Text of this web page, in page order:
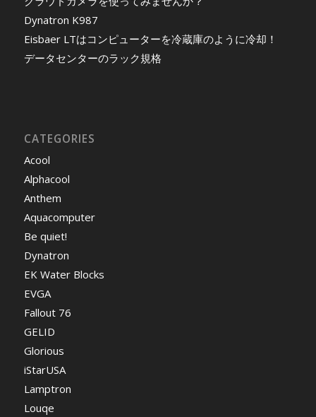
Dynatron K987
Eisbaer LTはコンピューターを冷蔵庫のように冷却！
データセンターのラック規格
CATEGORIES
Acool
Alphacool
Anthem
Aquacomputer
Be quiet!
Dynatron
EK Water Blocks
EVGA
Fallout 76
GELID
Glorious
iStarUSA
Lamptron
Louqe